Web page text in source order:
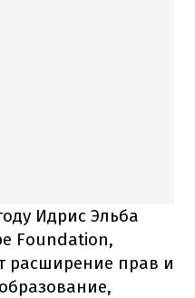
Идрис Эльба
Foundation,
расширение прав и